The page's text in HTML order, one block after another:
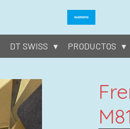
DT SWISS PRODUCTOS